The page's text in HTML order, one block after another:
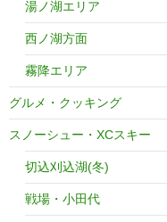
湯ノ湖エリア
西ノ湖方面
霧降エリア
グルメ・クッキング
スノーシュー・XCスキー
切込刈込湖(冬)
戦場・小田代